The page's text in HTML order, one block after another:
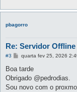
pbagorro
Re: Servidor
#3
M
n
a
g
quarta fev 25, 2026
Boa tarde
Obrigado @pedrodias.
Sou novo com o